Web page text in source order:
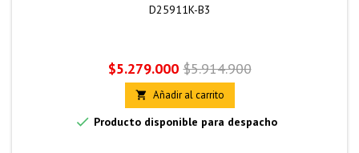
D25911K-B3
Precio
$5.279.000 Precio
base
$5.914.900
 Añadir al carrito
 Producto disponible para despacho